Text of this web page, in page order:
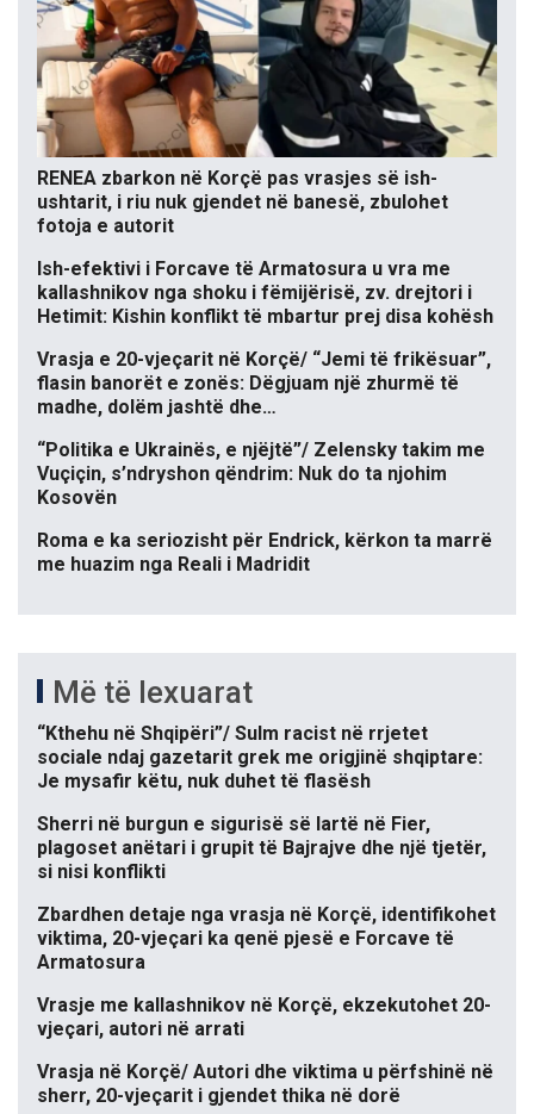
RENEA zbarkon në Korçë pas vrasjes së ish-
ushtarit, i riu nuk gjendet në banesë, zbulohet
fotoja e autorit
Ish-efektivi i Forcave të Armatosura u vra me
kallashnikov nga shoku i fëmijërisë, zv. drejtori i
Hetimit: Kishin konflikt të mbartur prej disa kohësh
Vrasja e 20-vjeçarit në Korçë/ “Jemi të frikësuar”,
flasin banorët e zonës: Dëgjuam një zhurmë të
madhe, dolëm jashtë dhe…
“Politika e Ukrainës, e njëjtë”/ Zelensky takim me
Vuçiçin, s’ndryshon qëndrim: Nuk do ta njohim
Kosovën
Roma e ka seriozisht për Endrick, kërkon ta marrë
me huazim nga Reali i Madridit
Më të lexuarat
“Kthehu në Shqipëri”/ Sulm racist në rrjetet
sociale ndaj gazetarit grek me origjinë shqiptare:
Je mysafir këtu, nuk duhet të flasësh
Sherri në burgun e sigurisë së lartë në Fier,
plagoset anëtari i grupit të Bajrajve dhe një tjetër,
si nisi konflikti
Zbardhen detaje nga vrasja në Korçë, identifikohet
viktima, 20-vjeçari ka qenë pjesë e Forcave të
Armatosura
Vrasje me kallashnikov në Korçë, ekzekutohet 20-
vjeçari, autori në arrati
Vrasja në Korçë/ Autori dhe viktima u përfshinë në
sherr, 20-vjeçarit i gjendet thika në dorë